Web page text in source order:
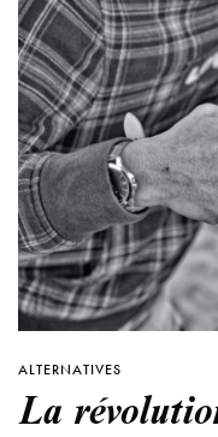
ALTERNATIVES
La